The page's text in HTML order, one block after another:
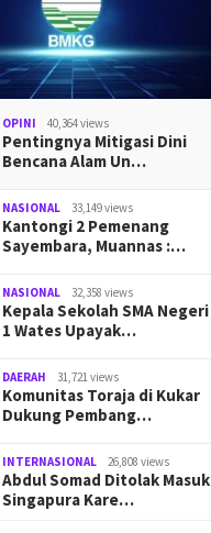
OPINI 40,364 views
Pentingnya Mitigasi Dini
Bencana Alam Un…
NASIONAL 33,149 views
Kantongi 2 Pemenang
Sayembara, Muannas :…
NASIONAL 32,358 views
Kepala Sekolah SMA Negeri
1 Wates Upayak…
DAERAH 31,721 views
Komunitas Toraja di Kukar
Dukung Pembang…
INTERNASIONAL 26,808 views
Abdul Somad Ditolak Masuk
Singapura Kare…